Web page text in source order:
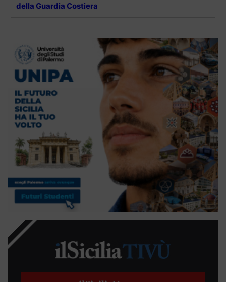
della Guardia Costiera